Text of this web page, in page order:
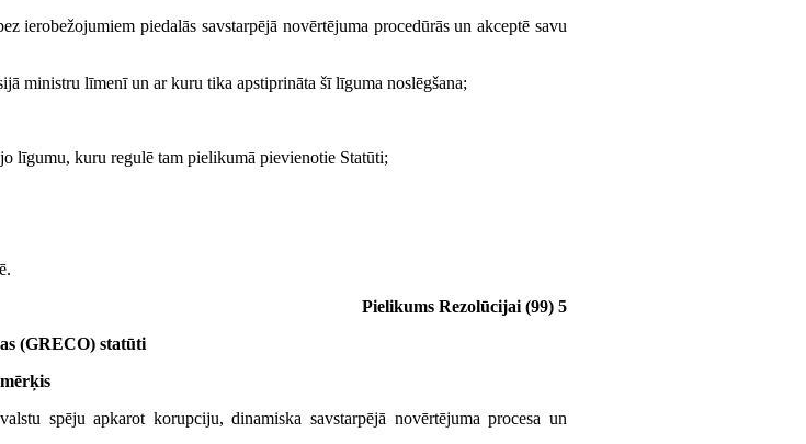
piedalās savstarpējā novērtējuma procedūrās un akceptē savu
ministru līmenī un ar kuru tika apstiprināta šī līguma noslēgšana;
līgumu, kuru regulē tam pielikumā pievienotie Statūti;
Pielikums Rezolūcijai (99) 5
(GRECO) statūti
spēju apkarot korupciju, dinamiska savstarpējā novērtējuma procesa un